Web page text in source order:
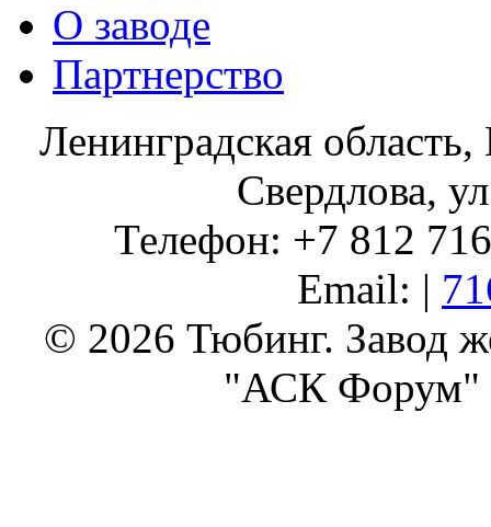
О заводе
Партнерство
Ленинградская
Свердлова,
Телефон: +7 812
Email: |
© 2026 Тюбинг. Завод
"АСК Форум"